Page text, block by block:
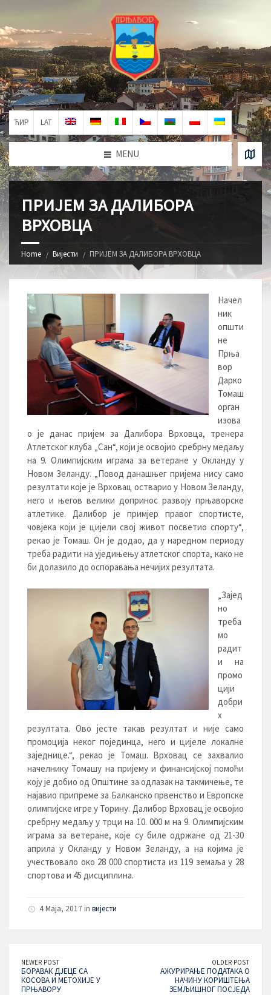
ЋИР LAT
MENU
ПРИЈЕМ ЗА ДАЛИБОРА
ВРХОВЦА
Home Вијести ПРИЈЕМ ЗА ДАЛИБОРА ВРХОВЦА
Начел
ник
општи
не
Прња
вор
Дарко
Томаш
орган
изова
о је данас пријем за Далибора Врховца, тренера
Атлетског клуба „Сан“, који је освојио сребрну медаљу
на 9. Олимпијским играма за ветеране у Окланду у
Новом Зеланду. „Повод данашњег пријема нису само
резултати које је Врховац остварио у Новом Зеланду,
него и његов велики допринос развоју прњаворске
атлетике. Далибор је примјер правог спортисте,
човјека који је цијели свој живот посветио спорту“,
рекао је Томаш. Он је додао, да у наредном периоду
треба радити на уједињењу атлетског спорта, како не
би долазило до оспоравања нечијих резултата.
„Зајед
но
треба
мо
радит
и на
промо
цији
добри
х
резултата. Ово јесте такав резултат и није само
промоција неког појединца, него и цијеле локалне
заједнице.“, рекао је Томаш. Врховац се захвалио
начелнику Томашу на пријему и финансијској помоћи
коју је добио од Општине за одлазак на такмичење, те
најавио припреме за Балканско првенство и Европске
олимпијске игре у Торину. Далибор Врховац је освојио
сребрну медаљу у трци на 10. 000 м на 9. Олимпијским
играма за ветеране, које су биле одржане од 21-30
априла у Окланду у Новом Зеланду, а на којима је
учествовало око 28 000 спортиста из 119 земаља у 28
спортова и 45 дисциплина.
4 Maja, 2017 in вијести
NEWER POST
БОРАВАК ДЈЕЦЕ СА
КОСОВА И МЕТОХИЈЕ У
ПРЊАВОРУ
OLDER POST
АЖУРИРАЊЕ ПОДАТАКА О
НАЧИНУ КОРИШТЕЊА
ЗЕМЉИШНОГ ПОСЈЕДА